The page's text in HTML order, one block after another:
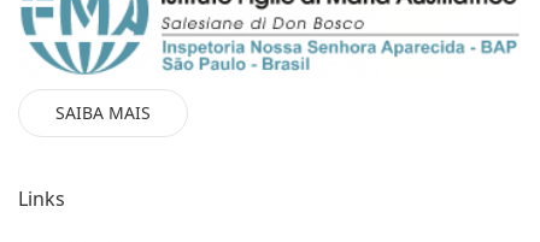
SAIBA MAIS
Links